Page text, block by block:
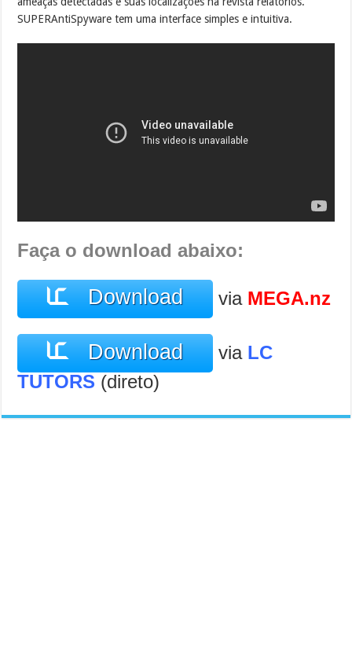
SUPERAntiSpyware tem uma interface simples e intuitiva.
Faça o download abaixo:
Download via MEGA.nz
Download via LC
TUTORS (direto)